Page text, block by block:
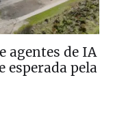
agentes de IA
esperada pela